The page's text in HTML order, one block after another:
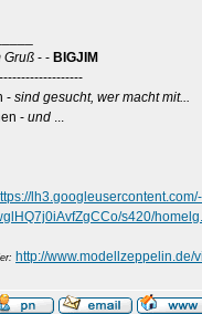
Gruß - - BIGJIM
- sind gesucht, wer macht mit...
- und ...
s420/
http://